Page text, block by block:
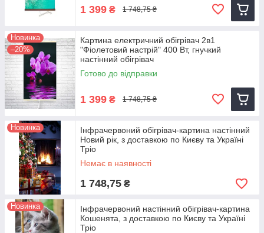
1 399 ₴ 1 748,75 ₴
Новинка
–20%
Картина електричний обігрівач 2в1
"Фіолетовий настрій" 400 Вт, гнучкий
настінний обігрівач
Готово до відправки
1 399 ₴ 1 748,75 ₴
Новинка
Інфрачервоний обігрівач-картина настінний
Новий рік, з доставкою по Києву та Україні
Тріо
Немає в наявності
1 748,75 ₴
Новинка
Інфрачервоний настінний обігрівач-картина
Кошенята, з доставкою по Києву та Україні
Тріо